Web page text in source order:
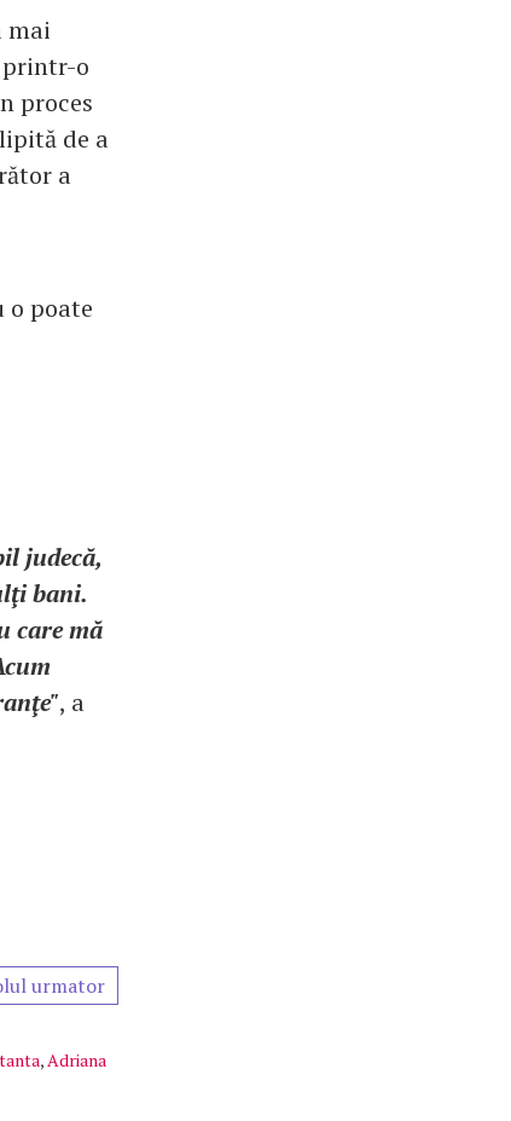
mai
printr-o
proces
de a
a
o poate
judecă,
bani.
care mă
, a
urmator
,Adriana